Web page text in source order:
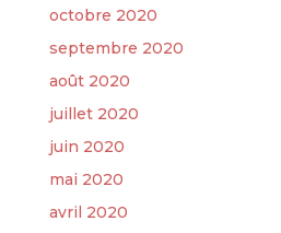
octobre 2020
septembre 2020
août 2020
juillet 2020
juin 2020
mai 2020
avril 2020